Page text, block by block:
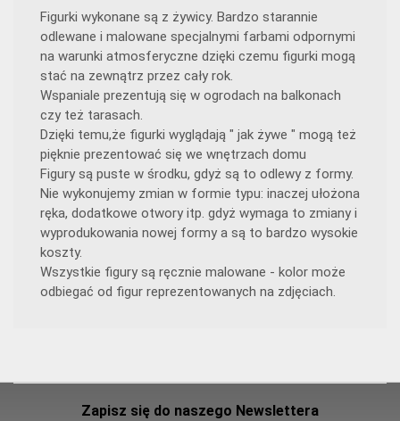
Figurki wykonane są z żywicy. Bardzo starannie
odlewane i malowane specjalnymi farbami odpornymi
na warunki atmosferyczne dzięki czemu figurki mogą
stać na zewnątrz przez cały rok.
Wspaniale prezentują się w ogrodach na balkonach
czy też tarasach.
Dzięki temu,że figurki wyglądają " jak żywe " mogą też
pięknie prezentować się we wnętrzach domu
Figury są puste w środku, gdyż są to odlewy z formy.
Nie wykonujemy zmian w formie typu: inaczej ułożona
ręka, dodatkowe otwory itp. gdyż wymaga to zmiany i
wyprodukowania nowej formy a są to bardzo wysokie
koszty.
Wszystkie figury są ręcznie malowane - kolor może
odbiegać od figur reprezentowanych na zdjęciach.
Zapisz się do naszego Newslettera